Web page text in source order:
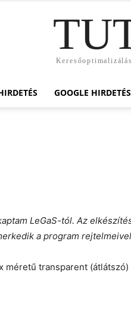
GOOGLE HIRDETÉS
LeGaS-tól. Az
a program
méretű transparent